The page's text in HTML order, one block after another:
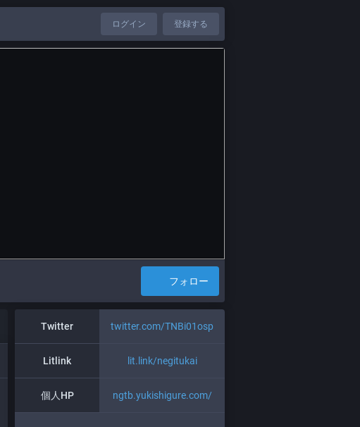
ログイン 登録する
フォロー
Twitter twitter.com/TNBi01osp
Litlink lit.link/negitukai
個人HP ngtb.yukishigure.com/